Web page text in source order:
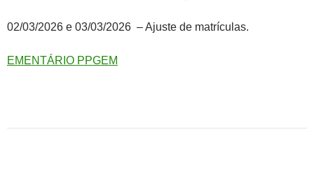
02/03/2026 e 03/03/2026 – Ajuste de matrículas.
EMENTÁRIO PPGEM